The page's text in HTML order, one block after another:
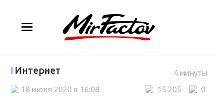
Интернет
4 минуты
0
15 205
18 июля 2020 в 16:08